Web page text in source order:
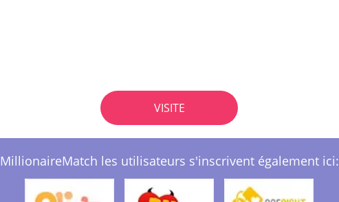
VISITE
MillionaireMatch les utilisateurs s'inscrivent également ici: